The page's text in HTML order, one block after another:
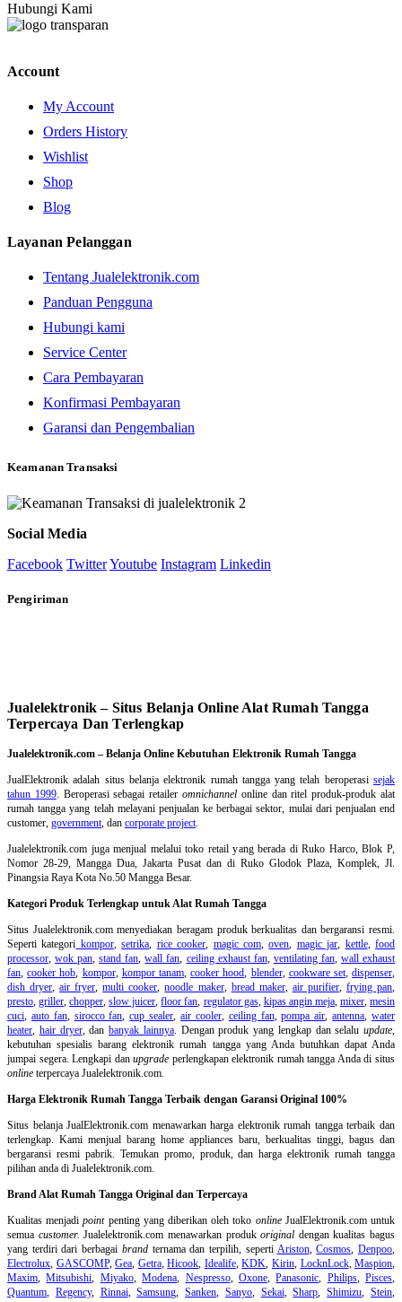
Hubungi Kami
Account
My Account
Orders History
Wishlist
Shop
Blog
Layanan Pelanggan
Tentang Jualelektronik.com
Panduan Pengguna
Hubungi kami
Service Center
Cara Pembayaran
Konfirmasi Pembayaran
Garansi dan Pengembalian
Keamanan Transaksi
Social Media
Facebook TwitterYoutube Instagram Linkedin
Pengiriman
Jualelektronik – Situs Belanja Online Alat Rumah Tangga
Terpercaya Dan Terlengkap
Jualelektronik.com – Belanja Online Kebutuhan Elektronik Rumah Tangga
JualElektronik adalah situs belanja elektronik rumah tanggayang telah beroperasisejak
tahun 1999. Beroperasi sebagai retaileromnichannel online dan ritel produk-produk alat
rumah tangga yang telah melayani penjualan ke berbagai sektor, mulai dari penjualan end
customer, government, dan corporate project.
Jualelektronik.com juga menjual melalui toko retail yang berada di Ruko Harco, Blok P,
Nomor 28-29, Mangga Dua, Jakarta Pusat dan di Ruko Glodok Plaza, Komplek, Jl.
Pinangsia Raya Kota No.50 Mangga Besar.
Kategori Produk Terlengkap untuk Alat Rumah Tangga
Situs Jualelektronik.com menyediakan beragam produk berkualitas dan bergaransi resmi.
Seperti kategori kompor,setrika, rice cooker, magic com,oven, magic jar, kettle,food
processor,wok pan,stand fan,wall fan, ceiling exhaust fan, ventilating fan, wall exhaust
fan,cooker hob, kompor, kompor tanam,cooker hood, blender, cookware set,dispenser,
dish dryer,air fryer,multi cooker,noodle maker, bread maker, air purifier, frying pan,
presto,griller,chopper,slow juicer,floor fan, regulator gas, kipas angin meja, mixer,mesin
cuci, auto fan, sirocco fan,cup sealer,air cooler, ceiling fan,pompa air,antenna,water
heater, hair dryer, dan banyak lainnya. Dengan produk yang lengkap dan selalu update,
kebutuhan spesialis barang elektronik rumah tangga yang Anda butuhkan dapat Anda
jumpai segera. Lengkapi danupgrade perlengkapan elektronik rumah tangga Anda di situs
online terpercaya Jualelektronik.com.
Harga Elektronik Rumah Tangga Terbaik dengan Garansi Original 100%
Situs belanjaJualElektronik.com menawarkan harga elektronik rumah tangga terbaik dan
terlengkap. Kami menjual barang home appliances baru, berkualitas tinggi, bagus dan
bergaransi resmi pabrik. Temukan promo, produk, dan harga elektronik rumah tangga
pilihan anda di Jualelektronik.com.
Brand Alat Rumah Tangga Original dan Terpercaya
Kualitas menjadipointpenting yang diberikan oleh toko onlineJualElektronik.com untuk
semua customer. Jualelektronik.com menawarkan produkoriginal dengan kualitas bagus
yang terdiri dari berbagai brandternama dan terpilih, seperti Ariston,Cosmos,Denpoo,
Electrolux, GASCOMP,Gea, Getra,Hicook, Idealife,KDK, Kirin, LocknLock,Maspion,
Maxim,Mitsubishi, Miyako,Modena, Nespresso, Oxone,Panasonic, Philips, Pisces,
Quantum, Regency, Rinnai,Samsung,Sanken, Sanyo, Sekai,Sharp,Shimizu,Stein,